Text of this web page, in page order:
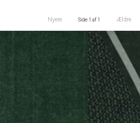
Nyere Side 1 af 1 Ældre